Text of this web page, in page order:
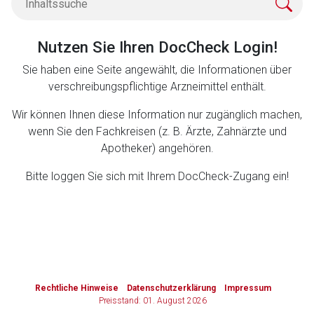
Nutzen Sie Ihren DocCheck Login!
Sie haben eine Seite angewählt, die Informationen über
verschreibungspflichtige Arzneimittel enthält.
Wir können Ihnen diese Information nur zugänglich machen,
wenn Sie den Fachkreisen (z. B. Ärzte, Zahnärzte und
Apotheker) angehören.
Bitte loggen Sie sich mit Ihrem DocCheck-Zugang ein!
Rechtliche Hinweise Datenschutzerklärung
Impressum
Preisstand: 01. August 2026